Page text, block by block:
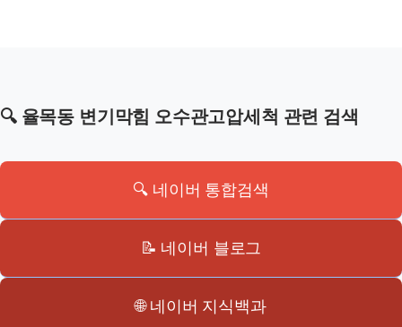
🔍 율목동 변기막힘 오수관고압세척 관련 검색
🔍 네이버 통합검색
📝 네이버 블로그
🌐 네이버 지식백과